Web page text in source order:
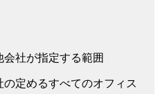
社が指定する範囲
定めるすべてのオフィス